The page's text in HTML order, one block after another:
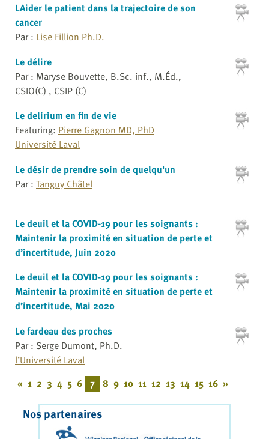
LAider le patient dans la trajectoire de son
cancer
Par : Lise Fillion Ph.D.
Le délire
Par : Maryse Bouvette, B.Sc. inf., M.Éd.,
CSIO(C) , CSIP (C)
Le delirium en fin de vie
Featuring: Pierre Gagnon MD, PhD
Université Laval
Le désir de prendre soin de quelqu'un
Par : Tanguy Châtel
Le deuil et la COVID-19 pour les soignants :
Maintenir la proximité en situation de perte et
d’incertitude, Juin 2020
Le deuil et la COVID-19 pour les soignants :
Maintenir la proximité en situation de perte et
d’incertitude, Mai 2020
Le fardeau des proches
Par : Serge Dumont, Ph.D.
l’Université Laval
« 1 2 3 4 5 6 7 8 9 10 11 12 13 14 15 16 »
Nos partenaires